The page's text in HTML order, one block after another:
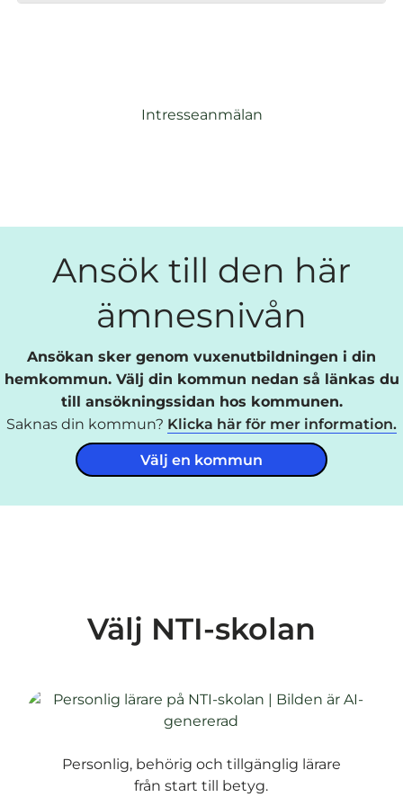
Intresseanmälan
Ansök till den här
ämnesnivån
Ansökan sker genom vuxenutbildningen i din
hemkommun. Välj din kommun nedan så länkas du
till ansökningssidan hos kommunen.
Saknas din kommun? Klicka här för mer information.
Välj en kommun
Välj NTI-skolan
Personlig, behörig och tillgänglig lärare
från start till betyg.